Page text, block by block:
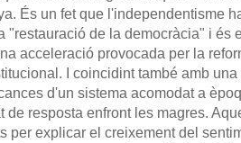
És un fet que l'independentisme
"restauració de la democràcia" i és
acceleració provocada per la
I coincidint també amb
d'un sistema acomodat a
de resposta enfront les magres.
per explicar el creixement del